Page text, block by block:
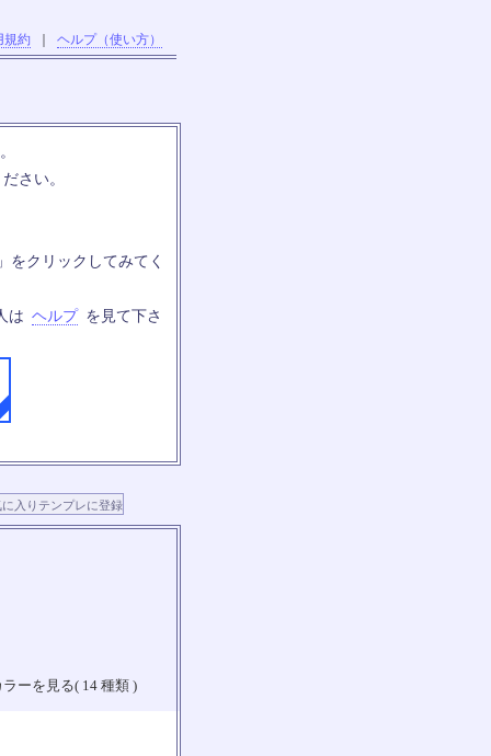
規約 ヘルプ（使い方）
さい。
をクリックしてみてく
は ヘルプ を見て下さ
ーを見る( 14 種類 )